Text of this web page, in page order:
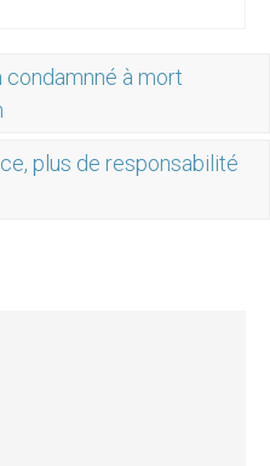
condamnné à mort
plus de responsabilité